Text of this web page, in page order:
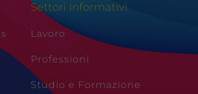
Settori Informativi
Lavoro
Professioni
Studio e Formazione